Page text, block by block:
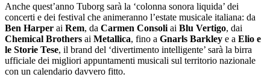
Anche quest’anno Tuborg sarà la ‘colonna sonora liquida’ dei
concerti e dei festival che animeranno l’estate musicale italiana: da
Ben Harper ai Rem, da Carmen Consoli ai Blu Vertigo, dai
Chemical Brothers ai Metallica, fino a Gnarls Barkley e a Elio e
le Storie Tese, il brand del ‘divertimento intelligente’ sarà la birra
ufficiale dei migliori appuntamenti musicali sul territorio nazionale
con un calendario davvero fitto.